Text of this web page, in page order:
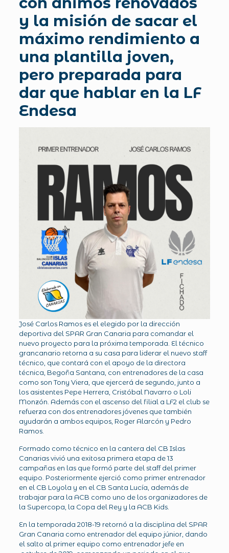
y la misión de sacar el
máximo rendimiento a
una plantilla joven,
pero preparada para
dar que hablar en la LF
Endesa
José Carlos Ramos es el elegido por la dirección
deportiva del SPAR Gran Canaria para comandar el
nuevo proyecto para la próxima temporada. El técnico
grancanario retorna a su casa para liderar el nuevo staff
técnico, que contará con el apoyo de la directora
técnica, Begoña Santana, con entrenadores de la casa
como son Tony Viera, que ejercerá de segundo, junto a
los asistentes Pepe Herrera, Cristóbal Navarro o Loli
Monzón. Además con el ascenso del filial a LF2 el club se
refuerza con dos entrenadores jóvenes que también
ayudarán a ambos equipos, Roger Alarcón y Pedro
Ramos.
Formado como técnico en la cantera del CB Islas
Canarias vivió una exitosa primera etapa de 13
campañas en las que formó parte del staff del primer
equipo. Posteriormente ejerció como primer entrenador
en el CB Loyola y en el CB Santa Lucía, además de
trabajar para la ACB como uno de los organizadores de
la Supercopa, la Copa del Rey y la ACB Kids.
En la temporada 2018-19 retornó a la disciplina del SPAR
Gran Canaria como entrenador del equipo júnior, dando
el salto al primer equipo como entrenador jefe en